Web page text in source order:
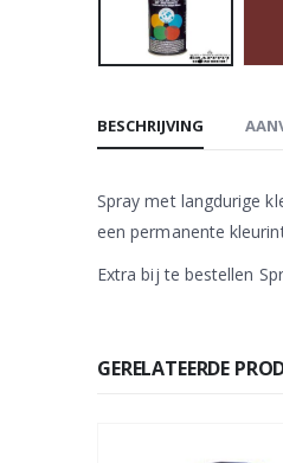
BESCHRIJVING
Spray met langdurige
een permanente
Extra bij te bestellen
GERELATEERDE